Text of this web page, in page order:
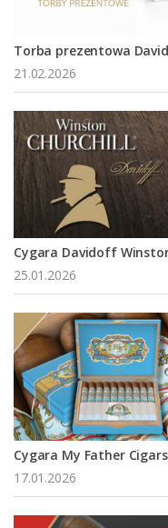
Torba prezentowa
21.02.2026
Cygara Davidoff
25.01.2026
Cygara My Father
17.01.2026